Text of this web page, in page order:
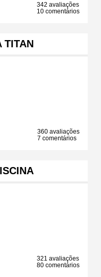
342 avaliações
10 comentários
TITAN
360 avaliações
7 comentários
321 avaliações
80 comentários